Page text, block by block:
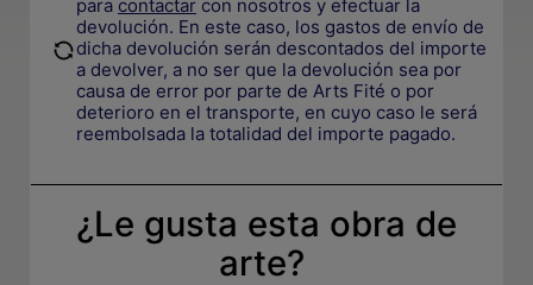
para contactar con nosotros y efectuar la
devolución. En este caso, los gastos de envío de
dicha devolución serán descontados del importe
a devolver, a no ser que la devolución sea por
causa de error por parte de Arts Fité o por
deterioro en el transporte, en cuyo caso le será
reembolsada la totalidad del importe pagado.
¿Le gusta esta obra de
arte?